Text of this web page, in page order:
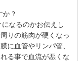
か？
なるのかお伝えし
りの筋肉が硬くなっ
に血管やリンパ管、
る事で血流が悪くな